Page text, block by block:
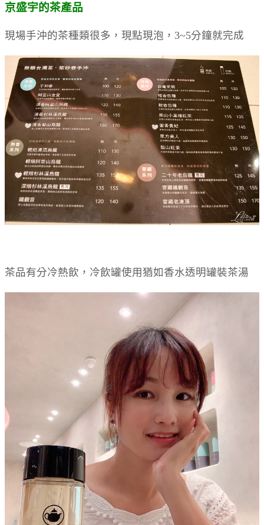
京盛宇的茶產品
現場手沖的茶種類很多，現點現泡，3~5分鐘就完成
茶品有分冷熱飲，冷飲罐使用猶如香水透明罐裝茶湯